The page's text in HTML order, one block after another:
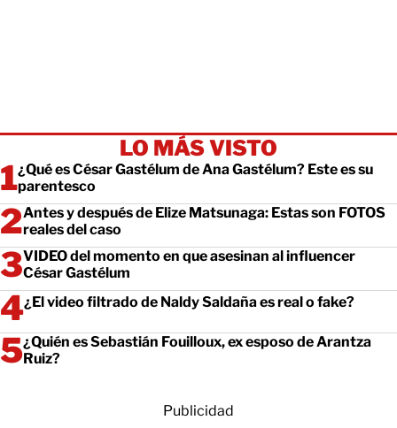
LO MÁS VISTO
¿Qué es César Gastélum de Ana Gastélum? Este es su
parentesco
Antes y después de Elize Matsunaga: Estas son FOTOS
reales del caso
VIDEO del momento en que asesinan al influencer
César Gastélum
¿El video filtrado de Naldy Saldaña es real o fake?
¿Quién es Sebastián Fouilloux, ex esposo de Arantza
Ruiz?
Publicidad